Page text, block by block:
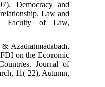
Democracy and
Law and
Faculty of Law,
Azadiahmadabadi,
on the Economic
Journal of
11( 22), Autumn,